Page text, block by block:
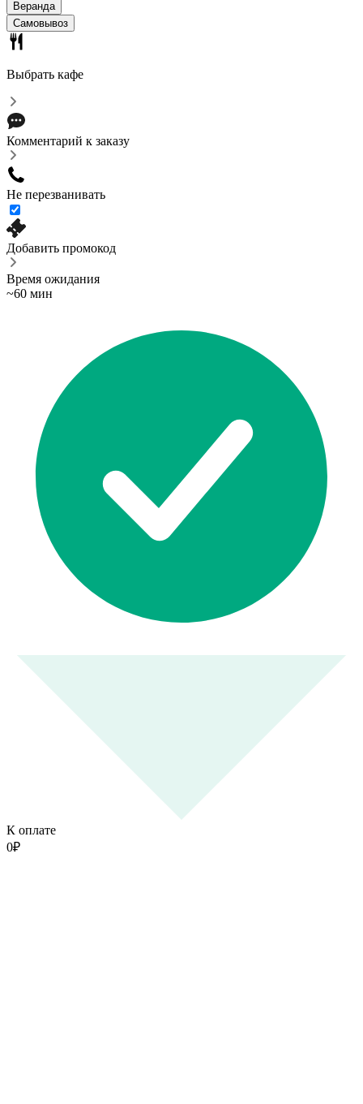
Веранда
Самовывоз
Выбрать кафе
Комментарий к заказу
Не перезванивать
Добавить промокод
Время ожидания
~60 мин
К оплате
0₽